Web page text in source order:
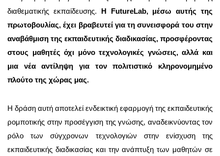
διαθεματικής εκπαίδευσης. Η FutureLab, μέσω αυτής της
πρωτοβουλίας, έχει βραβευτεί για τη συνεισφορά του στην
αναβάθμιση της εκπαιδευτικής διαδικασίας, προσφέροντας
στους μαθητές όχι μόνο τεχνολογικές γνώσεις, αλλά και
μια νέα αντίληψη για τον πολιτιστικό κληρονομημένο
πλούτο της χώρας μας.
Η δράση αυτή αποτελεί ενδεικτική εφαρμογή της εκπαιδευτικής
ρομποτικής στην προσέγγιση της γνώσης, αναδεικνύοντας τον
ρόλο των σύγχρονων τεχνολογιών στην ενίσχυση της
εκπαιδευτικής διαδικασίας και την ανάπτυξη των μαθητών σε